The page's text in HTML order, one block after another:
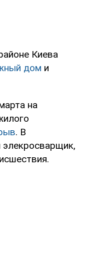
Киева
дом и
на
. В
элекросварщик,